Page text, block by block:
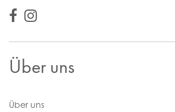
Über uns
Über uns